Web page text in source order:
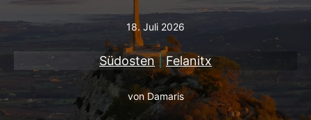
18. Juli 2026
Südosten|Felanitx
von Damaris